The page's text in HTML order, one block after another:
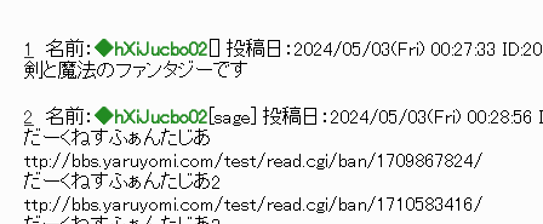
1 名前： ◆hXiJucbo02 ] 投稿日： 2024/05/03(Fri) 00:27:33
剣と魔法のファンタジーです
2 名前： ◆hXiJucbo02 sage ] 投稿日： 2024/05/03(Fri) 00:28:56
だーくねすふぁんたじあ
ttp://bbs.yaruyomi.com/test/read.cgi/ban/1709867824/
だーくねすふぁんたじあ2
ttp://bbs.yaruyomi.com/test/read.cgi/ban/1710583416/